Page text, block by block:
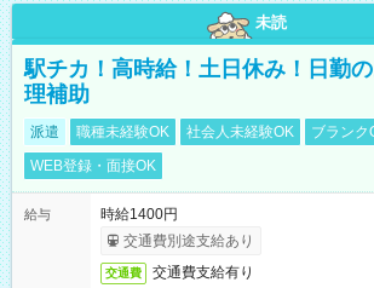
未読
駅チカ！高時給！土日休み！日勤
理補助
派遣 職種未経験OK 社会人未経験OK
ブランク
WEB登録・面接OK
給与
時給1400円
交通費別途支給あり
交通費 交通費支給有り